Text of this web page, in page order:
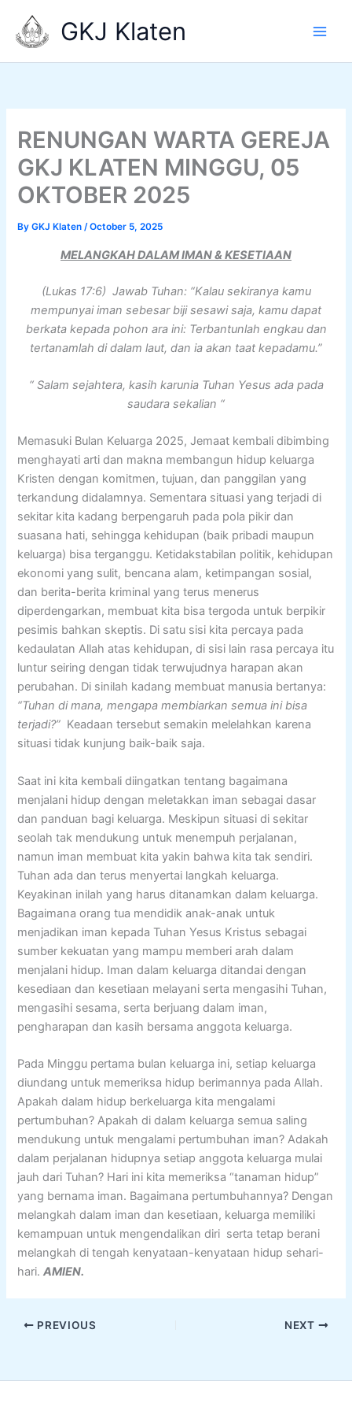
content
GKJ Klaten
RENUNGAN WARTA GEREJA
GKJ KLATEN MINGGU, 05
OKTOBER 2025
ByGKJ Klaten/October 5, 2025
MELANGKAH DALAM IMAN & KESETIAAN
(Lukas 17:6) Jawab Tuhan: “Kalau sekiranya kamu
mempunyai iman sebesar biji sesawi saja, kamu dapat
berkata kepada pohon ara ini: Terbantunlah engkau dan
tertanamlah di dalam laut, dan ia akan taat kepadamu.”
“ Salam sejahtera, kasih karunia Tuhan Yesus ada pada
saudara sekalian “
Memasuki Bulan Keluarga 2025, Jemaat kembali dibimbing
menghayati arti dan makna membangun hidup keluarga
Kristen dengan komitmen, tujuan, dan panggilan yang
terkandung didalamnya. Sementara situasi yang terjadi di
sekitar kita kadang berpengaruh pada pola pikir dan
suasana hati, sehingga kehidupan (baik pribadi maupun
keluarga) bisa terganggu. Ketidakstabilan politik, kehidupan
ekonomi yang sulit, bencana alam, ketimpangan sosial,
dan berita-berita kriminal yang terus menerus
diperdengarkan, membuat kita bisa tergoda untuk berpikir
pesimis bahkan skeptis. Di satu sisi kita percaya pada
kedaulatan Allah atas kehidupan, di sisi lain rasa percaya itu
luntur seiring dengan tidak terwujudnya harapan akan
perubahan. Di sinilah kadang membuat manusia bertanya:
“Tuhan di mana, mengapa membiarkan semua ini bisa
terjadi?” Keadaan tersebut semakin melelahkan karena
situasi tidak kunjung baik-baik saja.
Saat ini kita kembali diingatkan tentang bagaimana
menjalani hidup dengan meletakkan iman sebagai dasar
dan panduan bagi keluarga. Meskipun situasi di sekitar
seolah tak mendukung untuk menempuh perjalanan,
namun iman membuat kita yakin bahwa kita tak sendiri.
Tuhan ada dan terus menyertai langkah keluarga.
Keyakinan inilah yang harus ditanamkan dalam keluarga.
Bagaimana orang tua mendidik anak-anak untuk
menjadikan iman kepada Tuhan Yesus Kristus sebagai
sumber kekuatan yang mampu memberi arah dalam
menjalani hidup. Iman dalam keluarga ditandai dengan
kesediaan dan kesetiaan melayani serta mengasihi Tuhan,
mengasihi sesama, serta berjuang dalam iman,
pengharapan dan kasih bersama anggota keluarga.
Pada Minggu pertama bulan keluarga ini, setiap keluarga
diundang untuk memeriksa hidup berimannya pada Allah.
Apakah dalam hidup berkeluarga kita mengalami
pertumbuhan? Apakah di dalam keluarga semua saling
mendukung untuk mengalami pertumbuhan iman? Adakah
dalam perjalanan hidupnya setiap anggota keluarga mulai
jauh dari Tuhan? Hari ini kita memeriksa “tanaman hidup”
yang bernama iman. Bagaimana pertumbuhannya? Dengan
melangkah dalam iman dan kesetiaan, keluarga memiliki
kemampuan untuk mengendalikan diri serta tetap berani
melangkah di tengah kenyataan-kenyataan hidup sehari-
hari.AMIEN.
PREVIOUS NEXT